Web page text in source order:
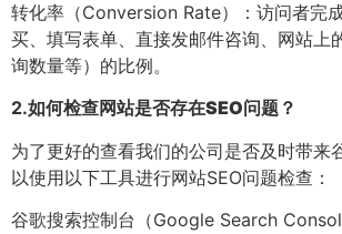
转化率（Conversion Rate）：访问者完
买、填写表单、直接发邮件咨询、网站上
询数量等）的比例。
2.如何检查网站是否存在SEO问题？
为了更好的查看我们的公司是否及时带来
以使用以下工具进行网站SEO问题检查：
谷歌搜索控制台（Google Search